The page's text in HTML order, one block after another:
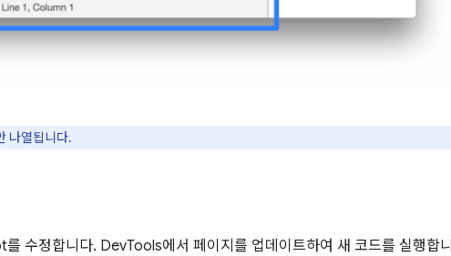
나열됩니다.
수정합니다. DevTools에서 페이지를 업데이트하여 새 코드를 실행합니